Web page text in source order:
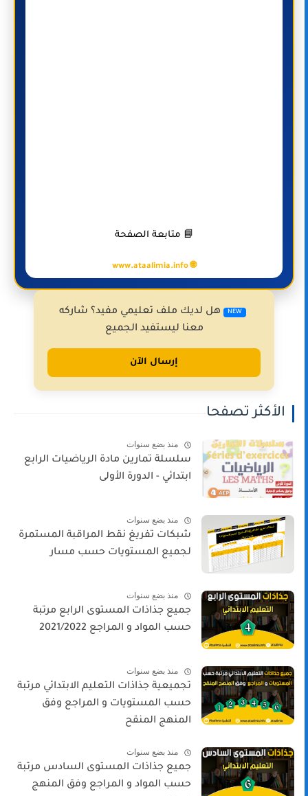
📘 متابعة الصفحة
🌐 www.ataalimia.info
NEW
هل لديك ملف تعليمي مفيد؟ شاركه
معنا ليستفيد الجميع
إرسال الآن
الأكثر تصفحا
منذ بضع سنوات
سلسلة تمارين مادة الرياضيات الرابع
ابتدائي - الدورة الأولى
منذ بضع سنوات
شبكات تفريغ نقط المراقبة المستمرة
لجميع المستويات حسب مسار
منذ بضع سنوات
جميع جذاذات المستوى الرابع مرتبة
حسب المواد و المراجع 2021/2022
منذ بضع سنوات
تجميعية جذاذات التعليم الابتدائي مرتبة
حسب المستويات و المراجع وفق
المنهج المنقح
منذ بضع سنوات
جميع جذاذات المستوى السادس مرتبة
حسب المواد و المراجع وفق المنهج